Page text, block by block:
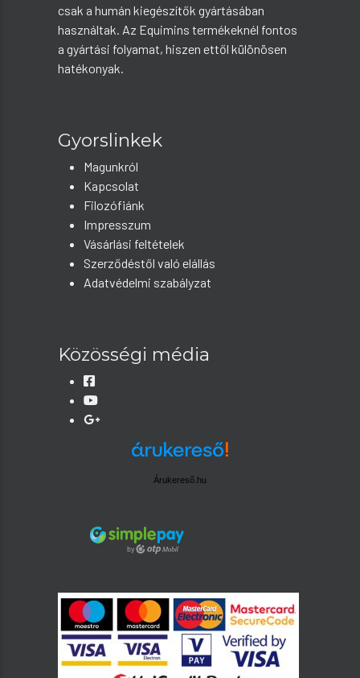
csak a humán kiegészítők gyártásában
használtak. Az Equimins termékeknél fontos
a gyártási folyamat, hiszen ettől különösen
hatékonyak.
Gyorslinkek
Magunkról
Kapcsolat
Filozófiánk
Impresszum
Vásárlási feltételek
Szerződéstől való elállás
Adatvédelmi szabályzat
Közösségi média
Árukereső.hu